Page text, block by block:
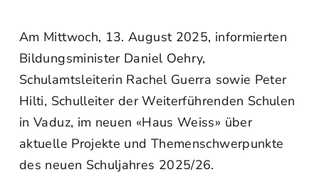
Am Mittwoch, 13. August 2025, informierten
Bildungsminister Daniel Oehry,
Schulamtsleiterin Rachel Guerra sowie Peter
Hilti, Schulleiter der Weiterführenden Schulen
in Vaduz, im neuen «Haus Weiss» über
aktuelle Projekte und Themenschwerpunkte
des neuen Schuljahres 2025/26.